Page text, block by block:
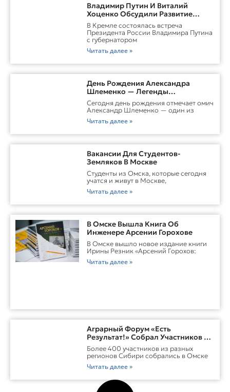
Владимир Путин И Виталий
Хоценко Обсудили Развитие
Омской Области
В Кремле состоялась встреча
Президента России Владимира Путина
с губернатором
Читать далее »
День Рождения Александра
Шлеменко — Легенды
Российского ММА
Сегодня день рождения отмечает омич
Александр Шлеменко — один из
Читать далее »
Вакансии Для Студентов-
Земляков В Москве
Студенты из Омска, которые сегодня
учатся и живут в Москве,
Читать далее »
В Омске Вышла Книга Об
Инженере Арсении Горохове
В Омске вышло новое издание книги
Ирины Резник «Арсений Горохов:
Читать далее »
Аграрный Форум «Есть
Результат!» Собрал Участников Со
Всей Сибири В Омске
Более 400 участников из разных
регионов Сибири собрались в Омске
Читать далее »